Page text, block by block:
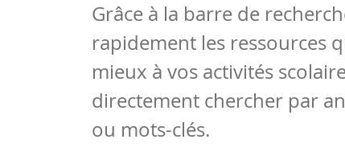
Grâce à la barre de
rapidement les ressources
mieux à vos activités
directement chercher par
ou mots-clés.